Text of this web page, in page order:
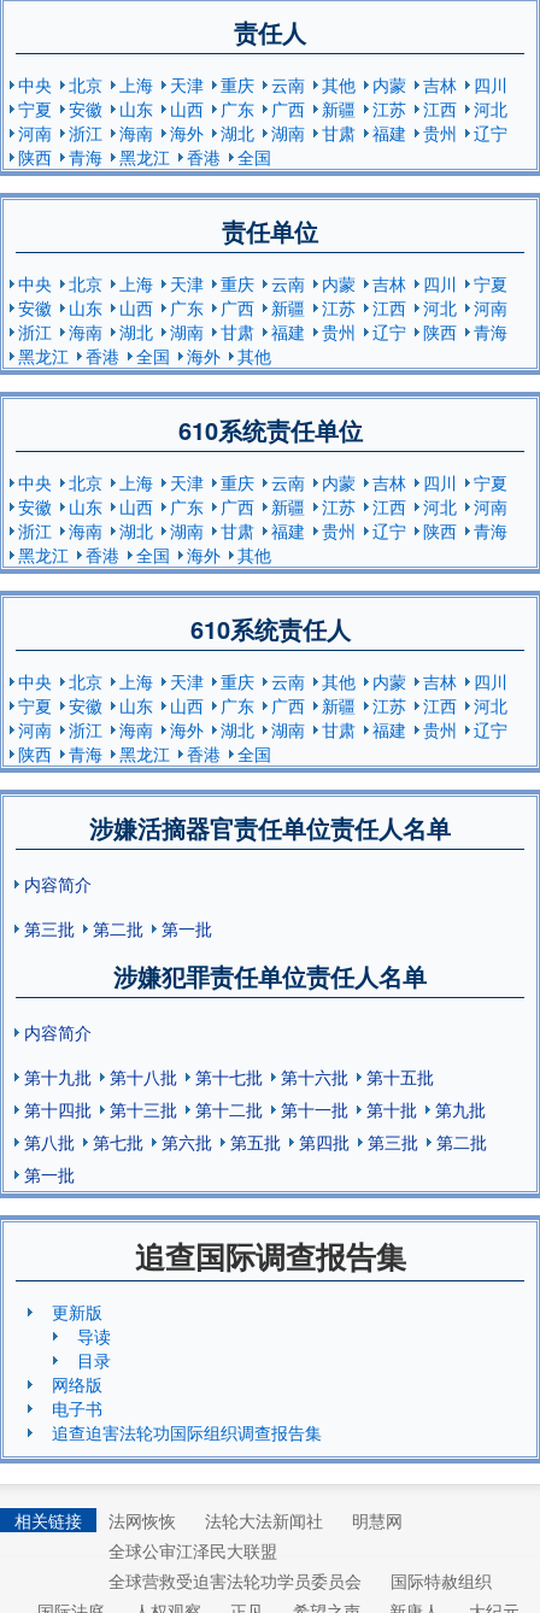
责任人
中央 北京 上海 天津 重庆 云南 其他 内蒙 吉林
四川
宁夏
安徽 山东 山西 广东 广西 新疆 江苏 江西
河北
河南
浙江 海南 海外 湖北 湖南 甘肃 福建 贵州
辽宁
陕西
青海 黑龙江 香港 全国
责任单位
中央 北京 上海 天津 重庆 云南 内蒙 吉林 四川
宁夏
安徽
山东 山西 广东 广西 新疆 江苏 江西 河北
河南
浙江
海南 湖北 湖南 甘肃 福建 贵州 辽宁 陕西
青海
黑龙江
香港 全国 海外 其他
610系统责任单位
中央 北京 上海 天津 重庆 云南 内蒙 吉林 四川
宁夏
安徽
山东 山西 广东 广西 新疆 江苏 江西 河北
河南
浙江
海南 湖北 湖南 甘肃 福建 贵州 辽宁 陕西
青海
黑龙江
香港 全国 海外 其他
610系统责任人
中央 北京 上海 天津 重庆 云南 其他 内蒙 吉林
四川
宁夏
安徽 山东 山西 广东 广西 新疆 江苏 江西
河北
河南
浙江 海南 海外 湖北 湖南 甘肃 福建 贵州
辽宁
陕西
青海 黑龙江 香港 全国
涉嫌活摘器官责任单位责任人名单
内容简介
第三批
第二批 第一批
涉嫌犯罪责任单位责任人名单
内容简介
第十九批
第十八批 第十七批 第十六批
第十五批
第十四批
第十三批 第十二批 第十一批 第十批
第九批
第八批
第七批 第六批 第五批 第四批 第三批
第二批
第一批
追查国际调查报告集
更新版
导读
目录
网络版
电子书
追查迫害法轮功国际组织调查报告集
相关链接 法网恢恢 法轮大法新闻社
明慧网
全球公审江泽民大联盟
全球营救受迫害法轮功学员委员会
国际特赦组织